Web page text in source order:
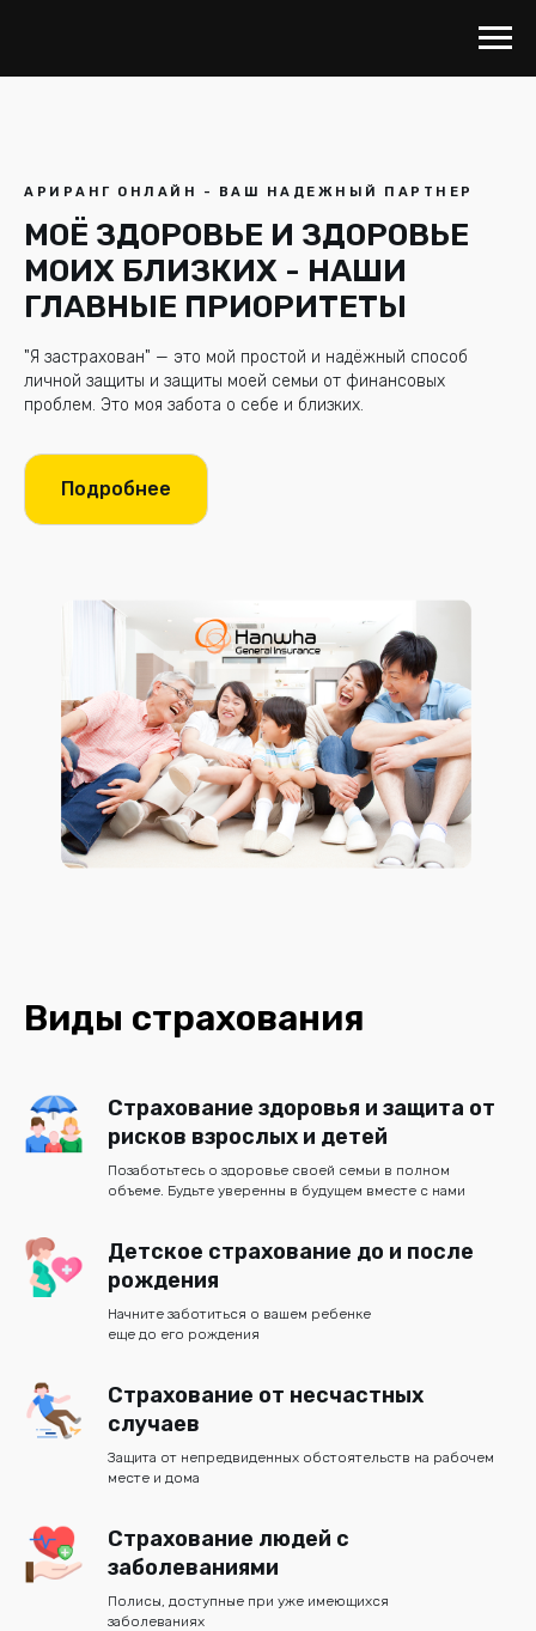
АРИРАНГ ОНЛАЙН - ВАШ НАДЕЖНЫЙ ПАРТНЕР
МОЁ ЗДОРОВЬЕ И ЗДОРОВЬЕ
МОИХ БЛИЗКИХ - НАШИ
ГЛАВНЫЕ ПРИОРИТЕТЫ
"Я застрахован" — это мой простой и надёжный способ
личной защиты и защиты моей семьи от финансовых
проблем. Это моя забота о себе и близких.
Подробнее
Виды страхования
Страхование здоровья и защита от
рисков взрослых и детей
Позаботьтесь о здоровье своей семьи в полном
объеме. Будьте уверенны в будущем вместе с нами
Детское страхование до и после
рождения
Начните заботиться о вашем ребенке
еще до его рождения
Страхование от несчастных
случаев
Защита от непредвиденных обстоятельств на рабочем
месте и дома
Страхование людей с
заболеваниями
Полисы, доступные при уже имеющихся
заболеваниях